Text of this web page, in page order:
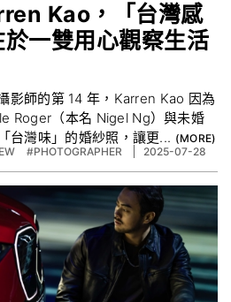
Kao，「台灣感
一雙用心觀察生活
影師的第 14 年，Karren Kao 因為
Roger（本名 Nigel Ng）與未婚
台灣味」的婚紗照，讓更...
#PHOTOGRAPHER 2025-07-28